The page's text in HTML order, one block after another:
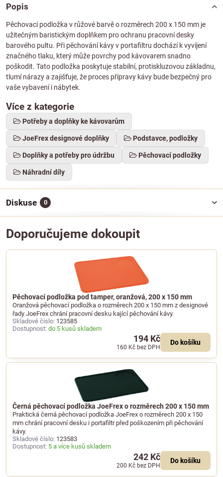
Popis
Pěchovací podložka v růžové barvě o rozměrech 200 x 150 mm je
užitečným baristickým doplňkem pro ochranu pracovní desky
barového pultu. Při pěchování kávy v portafiltru dochází k vyvíjení
značného tlaku, který může povrchy pod kávovarem snadno
poškodit. Tato podložka poskytuje stabilní, protiskluzovou základnu,
tlumí nárazy a zajišťuje, že proces přípravy kávy bude bezpečný pro
vaše vybavení i nábytek.
Více z kategorie
Potřeby a doplňky ke kávovarům
JoeFrex designové doplňky Podstavce, podložky
Doplňky a potřeby pro údržbu Pěchovací podložky
Náhradní díly
Diskuse 0
Doporučujeme dokoupit
Pěchovací podložka pod tamper, oranžová, 200 x 150 mm
Oranžová pěchovací podložka o rozměrech 200 x 150 mm z designové
řady JoeFrex chrání pracovní desku kající pěchování kávy.
Skladové číslo: 123585
Dostupnost: do 5 kusů skladem
194 Kč
160 Kč bez DPH
Do košíku
Černá pěchovací podložka JoeFrex o rozměrech 200 x 150 mm
Praktická černá pěchovací podložka JoeFrex o rozměrech 200 x 150
mm chrání pracovní desku i portafiltr před poškozením při pěchování
kávy.
Skladové číslo: 123583
Dostupnost: 5 a více kusů skladem
242 Kč
200 Kč bez DPH
Do košíku